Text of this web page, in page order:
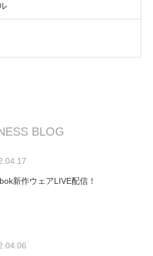
BLOG
新作ウェアLIVE配信！